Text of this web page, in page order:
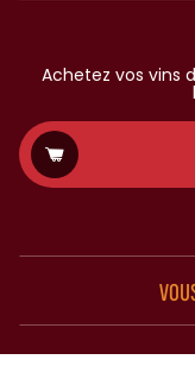
Achetez vos vins